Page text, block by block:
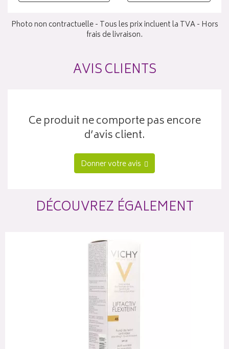
Photo non contractuelle - Tous les prix incluent la TVA - Hors
frais de livraison.
AVIS CLIENTS
Ce produit ne comporte pas encore
d’avis client.
Donner votre avis
DÉCOUVREZ ÉGALEMENT